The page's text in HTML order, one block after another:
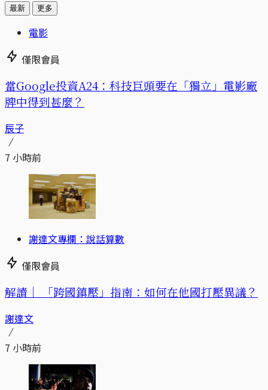
最新 更多
電影
僅限會員
當Google投資A24：科技巨頭要在「獨立」電影廠
牌中得到甚麼？
辰子
7 小時前
謝達文專欄：說話算數
僅限會員
解讀｜ 「跨國鎮壓」指南：如何在他國打壓異議？
謝達文
7 小時前